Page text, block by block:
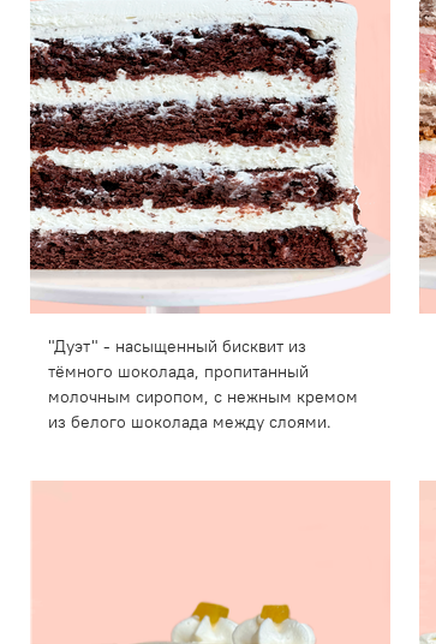
"Дуэт" - насыщенный бисквит из
тёмного шоколада, пропитанный
молочным сиропом, с нежным кремом
из белого шоколада между слоями.